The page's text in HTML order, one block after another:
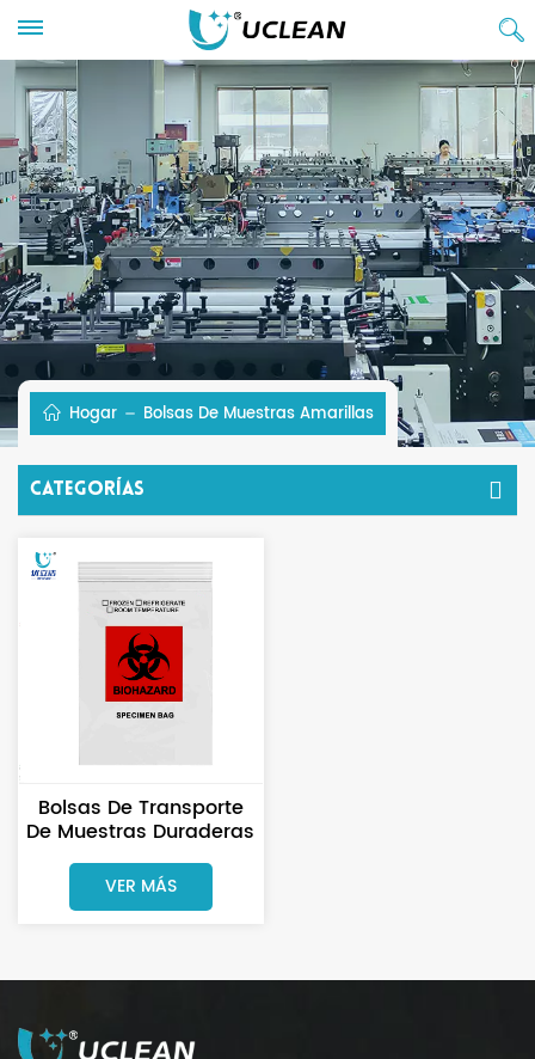
Hogar Bolsas De Muestras Amarillas
Categorías
Bolsas De Transporte
De Muestras Duraderas
Para Uso En Laboratorio
VER MÁS